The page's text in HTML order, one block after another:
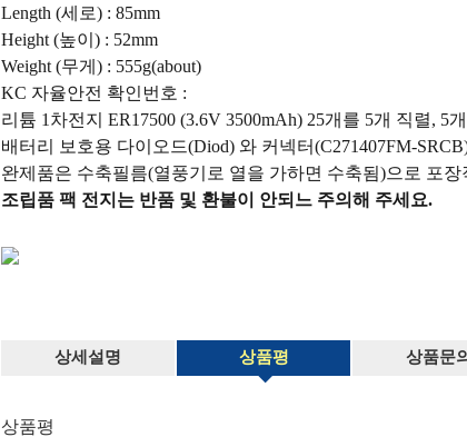
Length (세로) : 85mm
Height (높이) : 52mm
Weight (무게) : 555g(about)
KC 자율안전 확인번호 :
리튬 1차전지 ER17500 (3.6V 3500mAh) 25개를 5개 직렬, 5
배터리 보호용 다이오드(Diod) 와 커넥터(C271407FM-
완제품은 수축필름(열풍기로 열을 가하면 수축됨)으로 포
조립품 팩 전지는 반품 및 환불이 안되느 주의해 주세요.
상세설명 상품평 상품문
상품평